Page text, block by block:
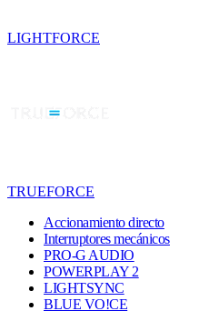
LIGHTFORCE
TRUEFORCE
Accionamiento directo
Interruptores mecánicos
PRO-G AUDIO
POWERPLAY 2
LIGHTSYNC
BLUE VO!CE